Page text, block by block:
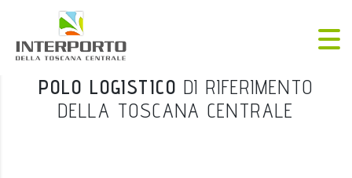
POLO LOGISTICO DI RIFERIMENTO
DELLA TOSCANA CENTRALE